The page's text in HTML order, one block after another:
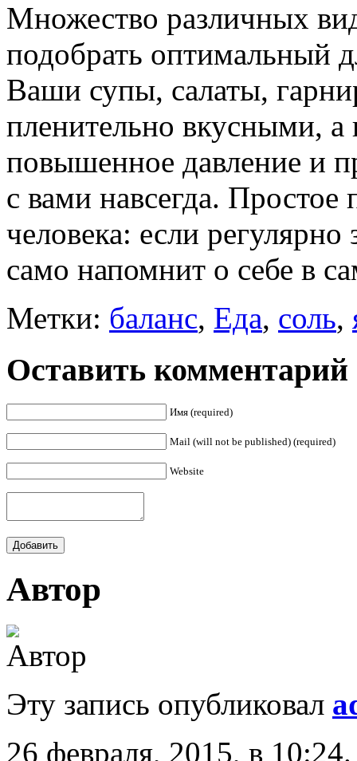
Множество различных
подобрать оптимальный
Ваши супы, салаты,
пленительно вкусными,
повышенное давление и
с вами навсегда.
человека: если
само напомнит о себе в
Метки: баланс, Еда, соль,
Оставить комментарий
Имя (required)
Mail (will not be published) (required)
Website
Автор
Эту запись опубликовал
26 февраля, 2015, в 10:24.